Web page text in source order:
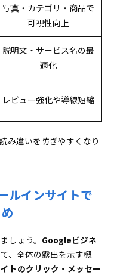
写真・カテゴリ・商品で
可視性向上
説明文・サービス名の最
適化
レビュー強化や導線短縮
み違いを防ぎやすくなり
ルインサイトで
しょう。 Googleビジネ
、全体の露出を示す概
トのクリック・メッセー